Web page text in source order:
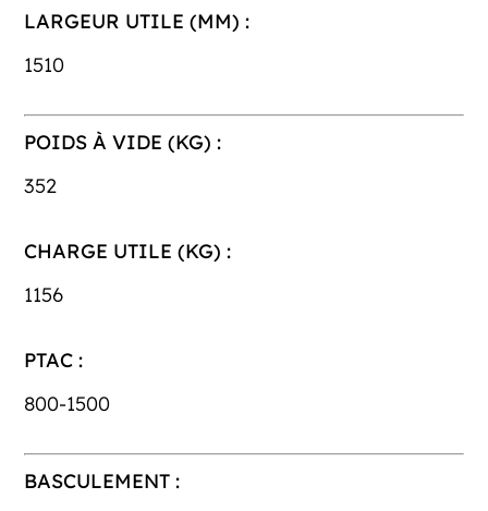
LARGEUR UTILE (MM) :
1510
POIDS À VIDE (KG) :
352
CHARGE UTILE (KG) :
1156
PTAC :
800-1500
BASCULEMENT :